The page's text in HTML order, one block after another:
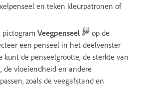
en teken kleurpatronen of
pictogram Veegpenseel
op de
een penseel in het deelvenster
kunt de penseelgrootte, de sterkte van
de vloeiendheid en andere
zoals de veegafstand en